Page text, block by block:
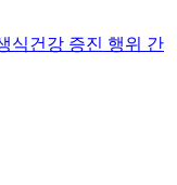
식건강 증진 행위 간